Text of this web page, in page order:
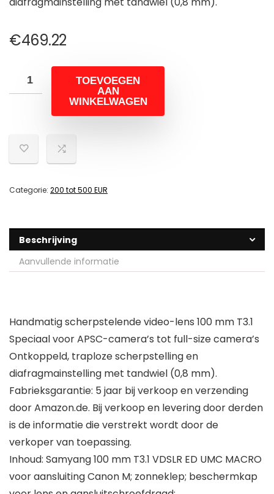
€469.22
TOEVOEGEN
AAN
WINKELWAGEN
Categorie: 200 tot 500 EUR
Beschrijving
Aanvullende informatie
Handmatig scherpstelende video-lens 100 mm T3.1
Speciaal voor APSC-camera’s tot full-size camera’s
Ontkoppeld, traploze scherpstelling en
diafragmainstelling met tandwiel (0,8 mm).
Fabrieksgarantie: 5 jaar bij verkoop en verzending
door Amazon.de. Bij verkoop en levering door derden
is de informatie die verstrekt wordt door de
verkoper van toepassing.
Inhoud: Samyang 100 mm T3.1 VDSLR ED UMC MACRO
voor aansluiting Canon M; zonneklep; beschermkap